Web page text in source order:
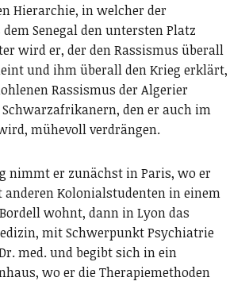
Hierarchie, in welcher der
Senegal den untersten Platz
wird er, der den Rassismus überall
und ihm überall den Krieg erklärt,
Rassismus der Algerier
Schwarzafrikanern, den er auch im
mühevoll verdrängen.
nimmt er zunächst in Paris, wo er
anderen Kolonialstudenten in einem
wohnt, dann in Lyon das
mit Schwerpunkt Psychiatrie
med. und begibt sich in ein
wo er die Therapiemethoden